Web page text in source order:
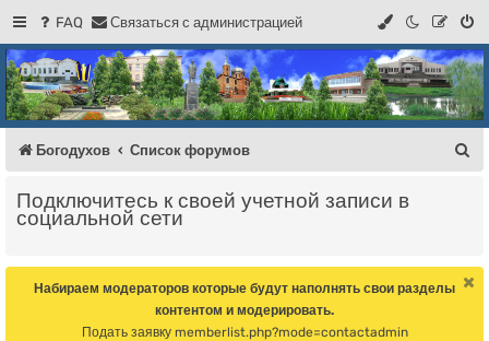
FAQ Связаться с администрацией
Регистрация
Форум Богодухова
Богодухов
Богодухов Список форумов
к
Подключитесь к своей учетной записи в
социальной сети
Набираем модераторов которые будут наполнять свои разделы
контентом и модерировать.
Подать заявку memberlist.php?mode=contactadmin